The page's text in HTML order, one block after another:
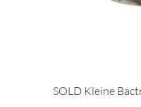
SOLD Kleine